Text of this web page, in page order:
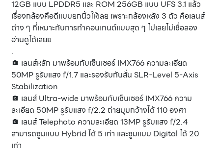
12GB แบบ LPDDR5 และ ROM 256GB แบบ UFS 3.1 แล้ว
เรื่องกล้องคือดีแบบยกนิ้วให้เลย เพราะกล้องหลัง 3 ตัว คือเลนส์
ต่าง ๆ ที่เหมาะกับการทำคอนเทนต์แบบสุด ๆ ไปเลยไม่เชื่อลอง
อ่านดูได้เลยย
.
📷 เลนส์หลัก มาพร้อมกับเซ็นเซอร์ IMX766 ความละเอียด
50MP รูรับแสง f/1.7 และรองรับกันสั่น SLR-Level 5-Axis
Stabilization
📷 เลนส์ Ultra-wide มาพร้อมกับเซ็นเซอร์ IMX766 ความ
ละเอียด 50MP รูรับแสง f/2.2 ถ่ายมุมกว้างได้ 110 องศา
📷 เลนส์ Telephoto ความละเอียด 13MP รูรับแสง f/2.4
สามารถซูมแบบ Hybrid ได้ 5 เท่า และซูมแบบ Digital ได้ 20
เท่า